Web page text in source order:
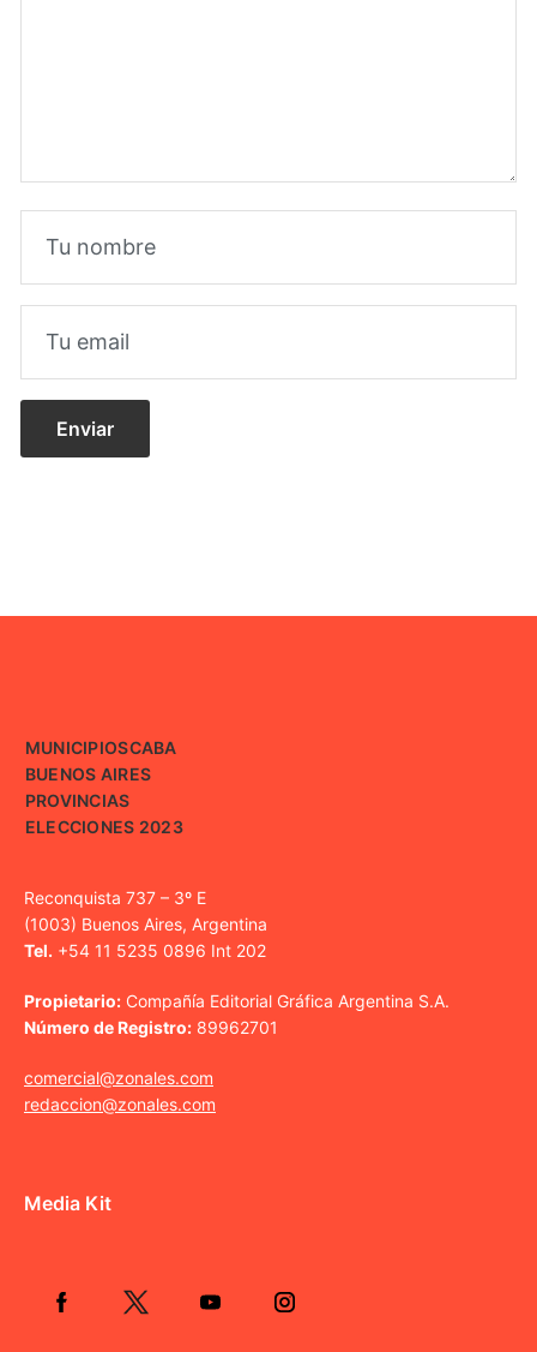
MUNICIPIOSCABA
BUENOS AIRES
PROVINCIAS
ELECCIONES 2023
Reconquista 737 – 3º E
(1003) Buenos Aires, Argentina
Tel. +54 11 5235 0896 Int 202
Propietario: Compañía Editorial Gráfica Argentina S.A.
Número de Registro: 89962701
comercial@zonales.com
redaccion@zonales.com
Media Kit